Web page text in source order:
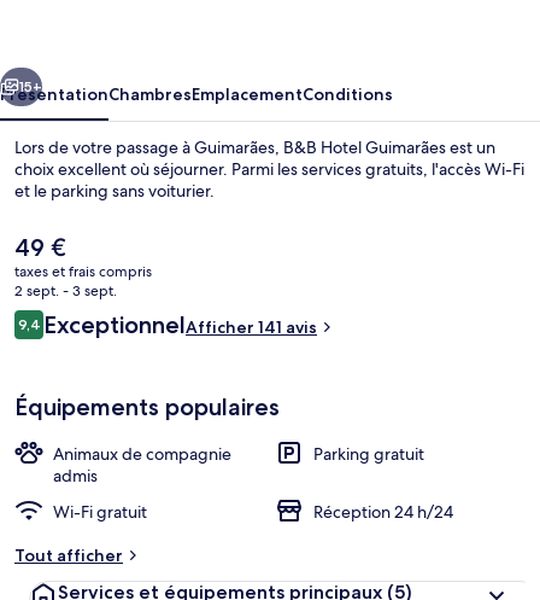
Suivant
15+
PrésentationChambresEmplacementConditions
Lors de votre passage à Guimarães, B&B Hotel Guimarães est un
choix excellent où séjourner. Parmi les services gratuits, l'accès Wi-Fi
et le parking sans voiturier.
Le
prix
actuel
est
de
49 €
taxes et frais compris
2 sept. - 3 sept.
Avis
voyageurs
9,49,4 sur 10
ExceptionnelAfficher 141 avis
Équipements populaires
Animaux de compagnie
admis
Parking gratuit
Wi-Fi gratuit
Réception 24 h/24
Tout afficher
Services et équipements principaux (5)